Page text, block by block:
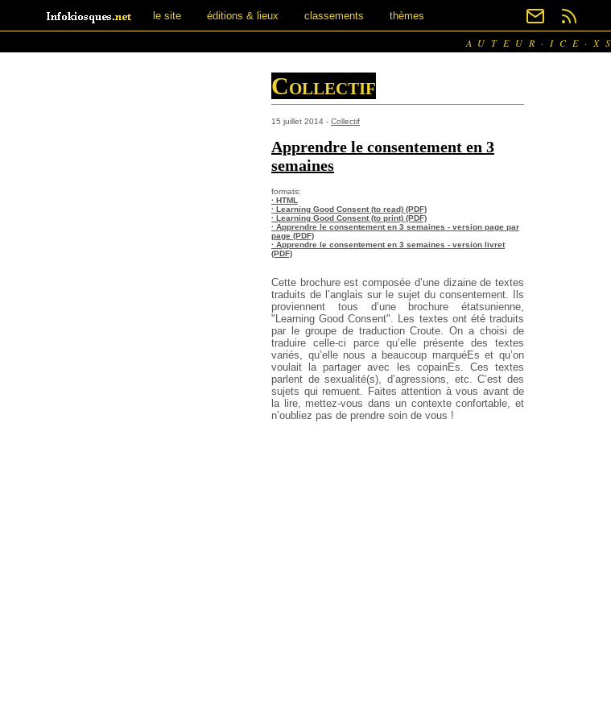
le site éditions & lieux classements thèmes
AUTEUR·ICE·XS
Collectif
15 juillet 2014 - Collectif
Apprendre le consentement en 3
semaines
formats:
· HTML
· Learning Good Consent (to read) (PDF)
· Learning Good Consent (to print) (PDF)
· Apprendre le consentement en 3 semaines - version page par
page (PDF)
· Apprendre le consentement en 3 semaines - version livret
(PDF)
Cette brochure est composée d’une dizaine de textes
traduits de l’anglais sur le sujet du consentement. Ils
proviennent tous d’une brochure étatsunienne,
"Learning Good Consent". Les textes ont été traduits
par le groupe de traduction Croute. On a choisi de
traduire celle-ci parce qu’elle présente des textes
variés, qu’elle nous a beaucoup marquéEs et qu’on
voulait la partager avec les copainEs. Ces textes
parlent de sexualité(s), d’agressions, etc. C’est des
sujets qui remuent. Faites attention à vous avant de
la lire, mettez-vous dans un contexte confortable, et
n’oubliez pas de prendre soin de vous !